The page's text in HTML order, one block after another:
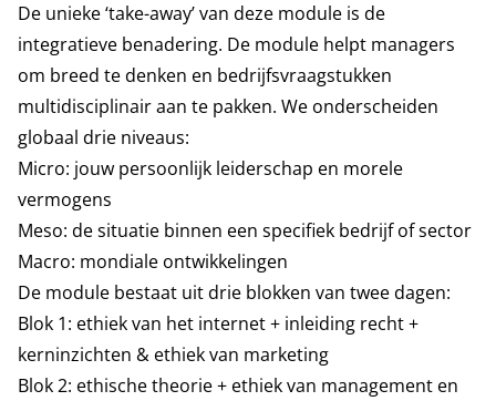
De unieke ‘take-away’ van deze module is de
integratieve benadering. De module helpt managers
om breed te denken en bedrijfsvraagstukken
multidisciplinair aan te pakken. We onderscheiden
globaal drie niveaus:
Micro: jouw persoonlijk leiderschap en morele
vermogens
Meso: de situatie binnen een specifiek bedrijf of sector
Macro: mondiale ontwikkelingen
De module bestaat uit drie blokken van twee dagen:
Blok 1: ethiek van het internet + inleiding recht +
kerninzichten & ethiek van marketing
Blok 2: ethische theorie + ethiek van management en